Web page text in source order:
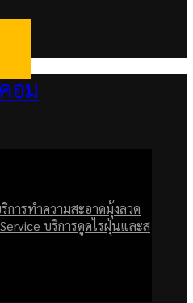
การทำความสะอาดมุ้งลวด
บริการดูดไรฝุ่นและส